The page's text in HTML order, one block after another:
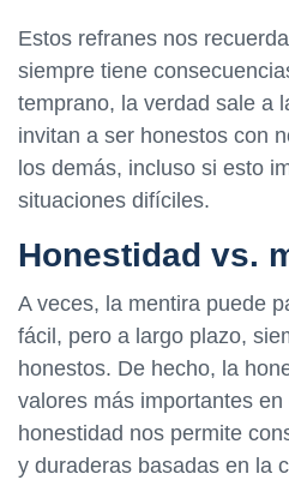
Estos refranes nos
siempre tiene
temprano, la verdad sale a
invitan a ser honestos con
los demás, incluso si esto
situaciones difíciles.
Honestidad vs.
A veces, la mentira puede
fácil, pero a largo plazo,
honestos. De hecho, la
valores más importantes
honestidad nos permite
y duraderas basadas en la